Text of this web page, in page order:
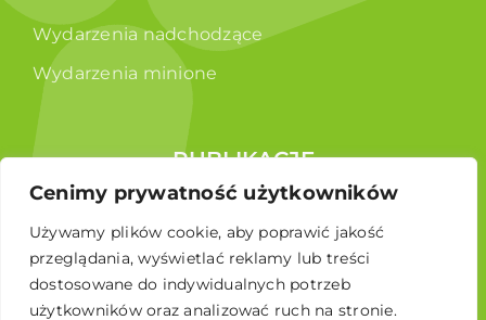
Cenimy prywatność użytkowników
Używamy plików cookie, aby poprawić jakość
przeglądania, wyświetlać reklamy lub treści
dostosowane do indywidualnych potrzeb
użytkowników oraz analizować ruch na stronie.
Wydarzenia nadchodzące
Wydarzenia minione
PUBLIKACJE
Raporty
Broszura edukacyjna